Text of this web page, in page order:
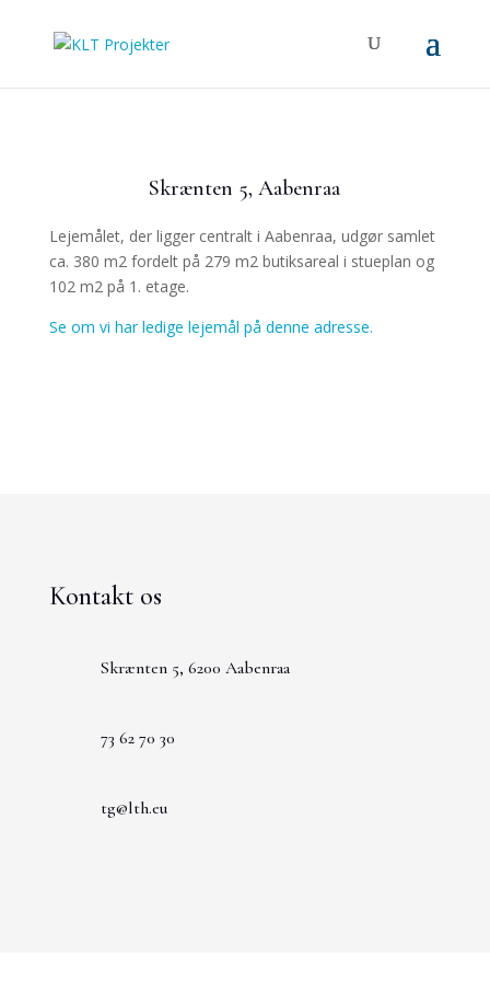
Skrænten 5, Aabenraa
Lejemålet, der ligger centralt i Aabenraa, udgør samlet
ca. 380 m2 fordelt på 279 m2 butiksareal i stueplan og
102 m2 på 1. etage.
Se om vi har ledige lejemål på denne adresse.
Kontakt os
Skrænten 5, 6200 Aabenraa
73 62 70 30
tg@lth.eu